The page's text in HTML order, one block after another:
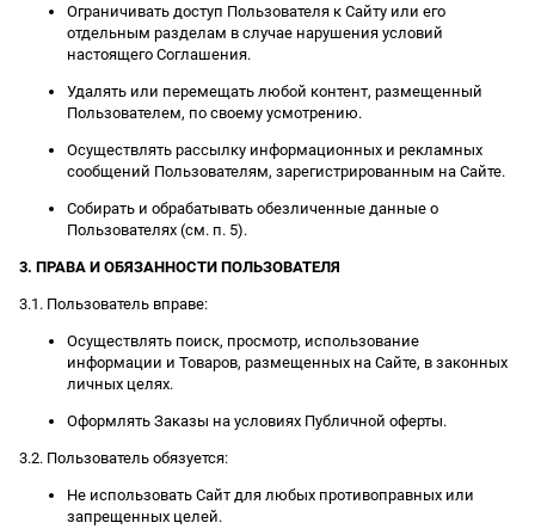
Ограничивать доступ Пользователя к Сайту или его
отдельным разделам в случае нарушения условий
настоящего Соглашения.
Удалять или перемещать любой контент, размещенный
Пользователем, по своему усмотрению.
Осуществлять рассылку информационных и рекламных
сообщений Пользователям, зарегистрированным на Сайте.
Собирать и обрабатывать обезличенные данные о
Пользователях (см. п. 5).
3. ПРАВА И ОБЯЗАННОСТИ ПОЛЬЗОВАТЕЛЯ
3.1. Пользователь вправе:
Осуществлять поиск, просмотр, использование
информации и Товаров, размещенных на Сайте, в законных
личных целях.
Оформлять Заказы на условиях Публичной оферты.
3.2. Пользователь обязуется:
Не использовать Сайт для любых противоправных или
запрещенных целей.